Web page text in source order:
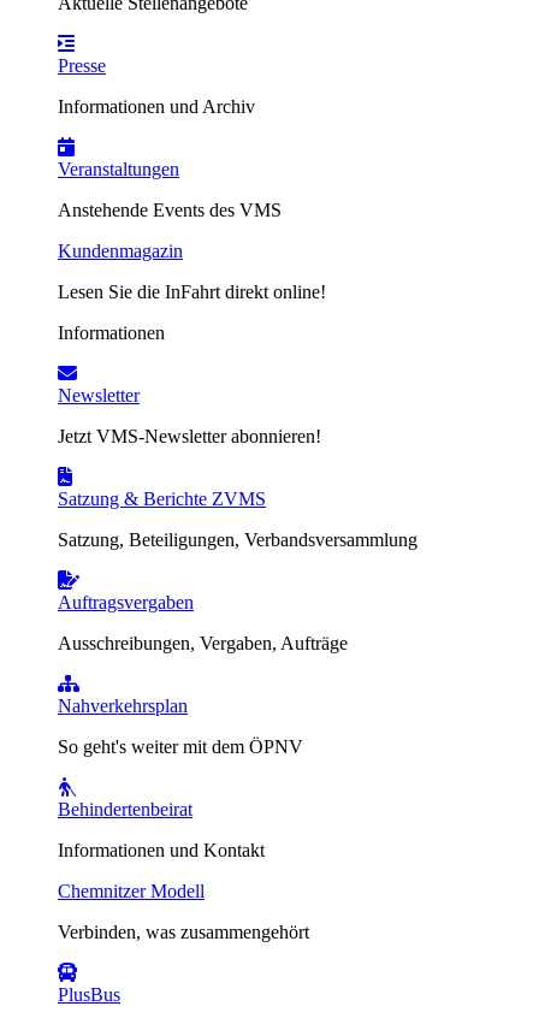
Presse
Informationen und Archiv
Veranstaltungen
Anstehende Events des VMS
Kundenmagazin
Lesen Sie die InFahrt direkt online!
Informationen
Newsletter
Jetzt VMS-Newsletter abonnieren!
Satzung & Berichte ZVMS
Satzung, Beteiligungen, Verbandsversammlung
Auftragsvergaben
Ausschreibungen, Vergaben, Aufträge
Nahverkehrsplan
So geht's weiter mit dem ÖPNV
Behindertenbeirat
Informationen und Kontakt
Chemnitzer Modell
Verbinden, was zusammengehört
PlusBus